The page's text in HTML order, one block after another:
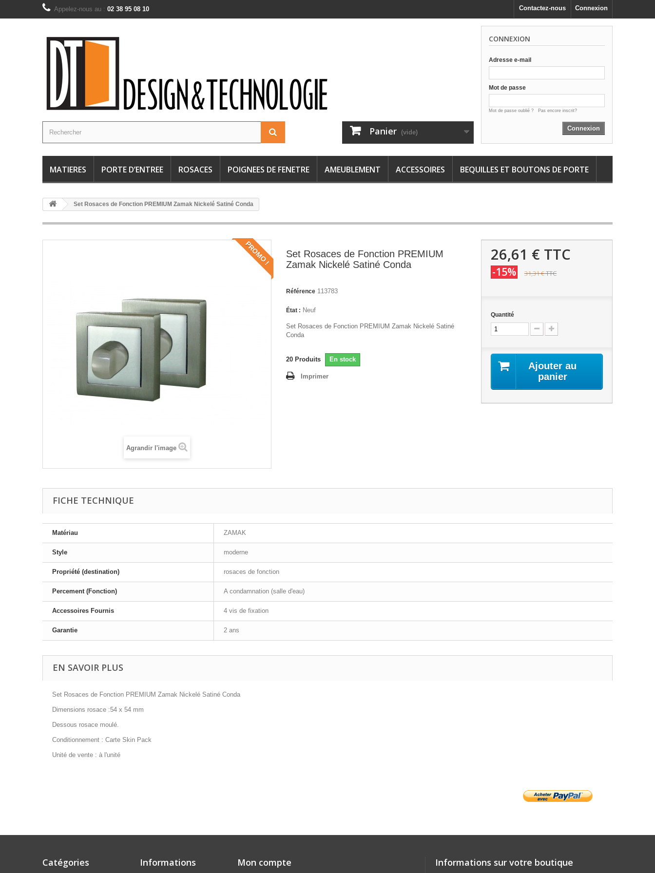
Connexion
Contactez-nous
Appelez-nous au : 02 38 95 08 10
CONNEXION
Adresse e-mail
Mot de passe
Mot de passe oublié ? Pas encore inscrit?
Connexion
Panier (vide)
MATIERES PORTE D’ENTREE ROSACES POIGNEES DE FENETRE AMEUBLEMENT ACCESSOIRES BEQUILLES ET BOUTONS DE PORTE
Set Rosaces de Fonction PREMIUM Zamak Nickelé Satiné Conda
PROMO !
Agrandir l'image
Set Rosaces de Fonction PREMIUM
Zamak Nickelé Satiné Conda
Référence 113783
État : Neuf
Set Rosaces de Fonction PREMIUM Zamak Nickelé Satiné
Conda
20 Produits En stock
Imprimer
26,61 € TTC
-15% 31,31 €TTC
Quantité
Ajouter au
panier
FICHE TECHNIQUE
Matériau ZAMAK
Style moderne
Propriété (destination) rosaces de fonction
Percement (Fonction) A condamnation (salle d'eau)
Accessoires Fournis 4 vis de fixation
Garantie 2 ans
EN SAVOIR PLUS
Set Rosaces de Fonction PREMIUM Zamak Nickelé Satiné Conda
Dimensions rosace :54 x 54 mm
Dessous rosace moulé.
Conditionnement : Carte Skin Pack
Unité de vente : à l'unité
Catégories Informations Mon compte Informations sur votre boutique